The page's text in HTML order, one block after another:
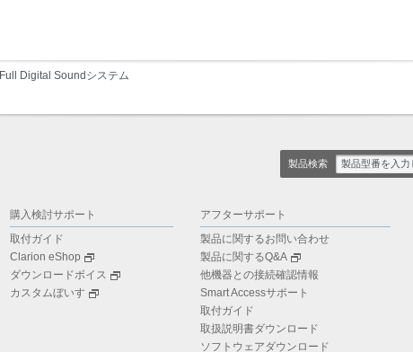
Full Digital Soundシステム
製品検索
購入検討サポート
取付ガイド
Clarion eShop
ダウンロードボイス
カスタムぼいす
アフターサポート
製品に関するお問い合わせ
製品に関するQ&A
他機器との接続確認情報
Smart Accessサポート
取付ガイド
取扱説明書ダウンロード
ソフトウェアダウンロード